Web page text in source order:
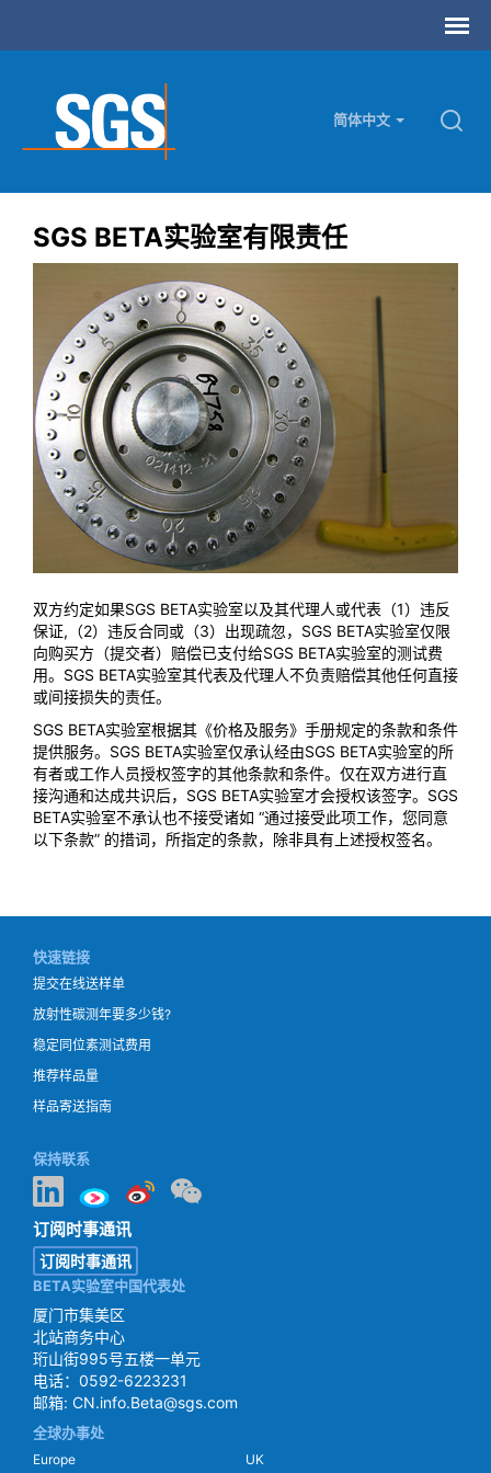
简体中文
SGS BETA实验室有限责任
双方约定如果SGS BETA实验室以及其代理人或代表（1）违反
保证,（2）违反合同或（3）出现疏忽，SGS BETA实验室仅限
向购买方（提交者）赔偿已支付给SGS BETA实验室的测试费
用。SGS BETA实验室其代表及代理人不负责赔偿其他任何直接
或间接损失的责任。
SGS BETA实验室根据其《价格及服务》手册规定的条款和条件
提供服务。SGS BETA实验室仅承认经由SGS BETA实验室的所
有者或工作人员授权签字的其他条款和条件。仅在双方进行直
接沟通和达成共识后，SGS BETA实验室才会授权该签字。SGS
BETA实验室不承认也不接受诸如 “通过接受此项工作，您同意
以下条款” 的措词，所指定的条款，除非具有上述授权签名。
快速链接
提交在线送样单
放射性碳测年要多少钱?
稳定同位素测试费用
推荐样品量
样品寄送指南
保持联系
订阅时事通讯
订阅时事通讯
BETA实验室中国代表处
厦门市集美区
北站商务中心
珩山街995号五楼一单元
电话：0592-6223231
邮箱: CN.info.Beta@sgs.com
全球办事处
Europe UK